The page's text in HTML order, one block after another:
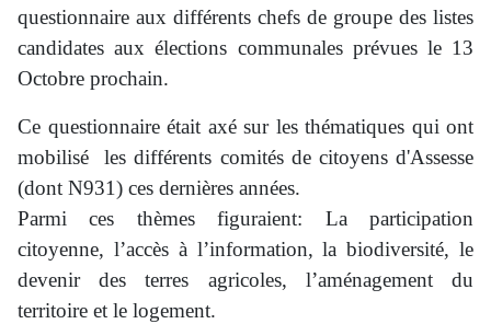
questionnaire aux différents chefs de groupe des listes
candidates aux élections communales prévues le 13
Octobre prochain.
Ce questionnaire était axé sur les thématiques qui ont
mobilisé les différents comités de citoyens d'Assesse
(dont N931) ces dernières années.
Parmi ces thèmes figuraient: La participation
citoyenne, l’accès à l’information, la biodiversité, le
devenir des terres agricoles, l’aménagement du
territoire et le logement.